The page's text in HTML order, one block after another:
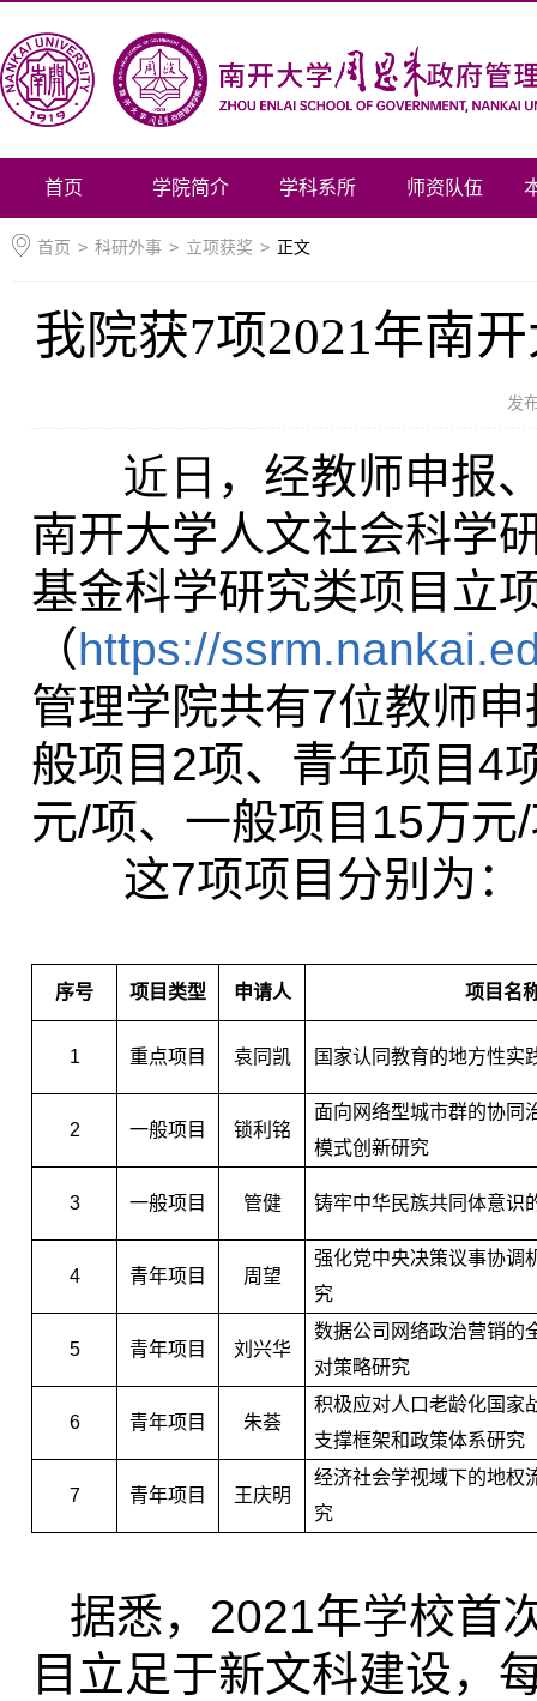
首页 学院简介 学科系所 师资队伍
首页 > 科研外事 > 立项获奖 > 正文
我院获7项2021年南
发
近日 ，经教师申报
南开大学人文社会科学
基金科学研究类项目立
（https://
管理学院共有7位教师
般项目 2项、青年项目 4
元/项、一般项目 15万元/
这7项项目分别为：
序号 项目类型 申请人 项目名
1 重点项目 袁同凯 国家认同教育的地方性实
2 一般项目 锁利铭
面向网络型城市群的协同
模式创新研究
3 一般项目 管健 铸牢中华民族共同体意识
4 青年项目 周望
强化党中央决策议事协调
究
5 青年项目 刘兴华
数据公司网络政治营销的
对策略研究
6 青年项目 朱荟
积极应对人口老龄化国家
支撑框架和政策体系研究
7 青年项目 王庆明
经济社会学视域下的地权
究
据悉， 2021年学校首
目立足于新文科建设，